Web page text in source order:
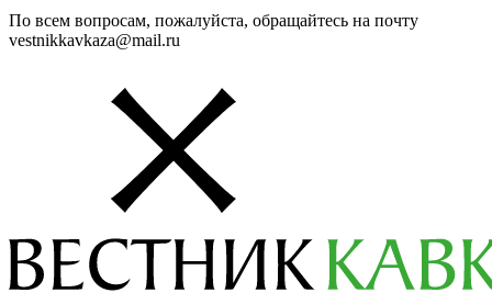
По всем вопросам, пожалуйста, обращайтесь на почту
vestnikkavkaza@mail.ru